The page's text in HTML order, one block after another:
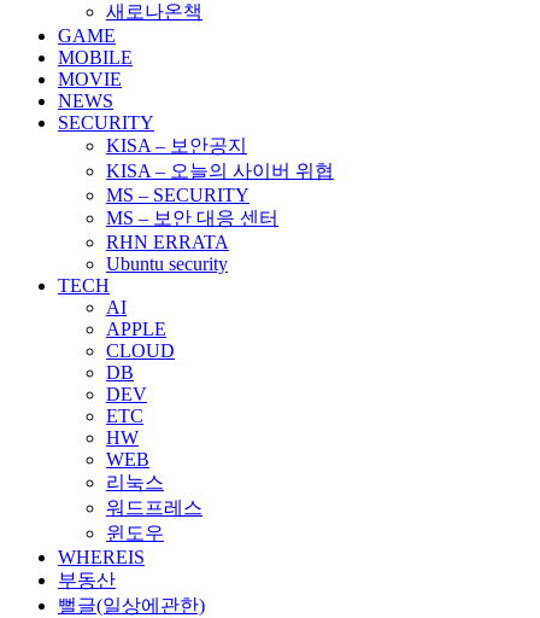
새로나온책
GAME
MOBILE
MOVIE
NEWS
SECURITY
KISA – 보안공지
KISA – 오늘의 사이버 위협
MS – SECURITY
MS – 보안 대응 센터
RHN ERRATA
Ubuntu security
TECH
AI
APPLE
CLOUD
DB
DEV
ETC
HW
WEB
리눅스
워드프레스
윈도우
WHEREIS
부동산
뻘글(일상에관한)